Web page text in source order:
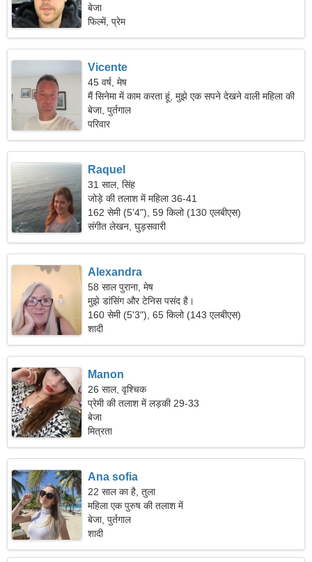
बेजा
फिल्में, प्रेम
Vicente
45 वर्ष, मेष
मैं सिनेमा में काम करता हूं, मुझे एक सपने देखने वाली महिला की
जरूरत है।
बेजा, पुर्तगाल
परिवार
Raquel
31 साल, सिंह
जोड़े की तलाश में महिला 36-41
162 सेमी (5'4"), 59 किलो (130 एलबीएस)
संगीत लेखन, घुड़सवारी
Alexandra
58 साल पुराना, मेष
मुझे डांसिंग और टेनिस पसंद है।
160 सेमी (5'3"), 65 किलो (143 एलबीएस)
शादी
Manon
26 साल, वृश्चिक
प्रेमी की तलाश में लड़की 29-33
बेजा
मित्रता
Ana sofia
22 साल का है, तुला
महिला एक पुरुष की तलाश में
बेजा, पुर्तगाल
शादी